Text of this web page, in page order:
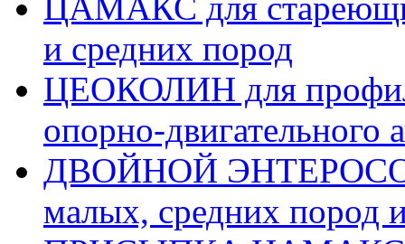
и средних пород
ЦЕОКОЛИН для
опорно-двигательного
ДВОЙНОЙ
малых, средних пород